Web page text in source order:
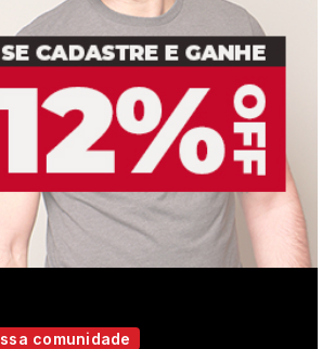
comunidade